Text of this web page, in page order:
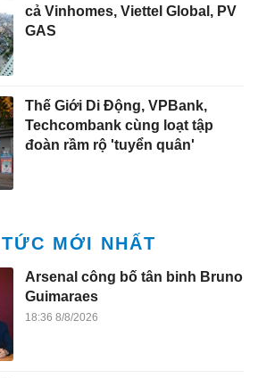
cả Vinhomes, Viettel Global, PV
GAS
Thế Giới Di Động, VPBank,
Techcombank cùng loạt tập
đoàn rầm rộ 'tuyển quân'
MỚI NHẤT
Arsenal công bố tân binh Bruno
Guimaraes
18:36 8/8/2026